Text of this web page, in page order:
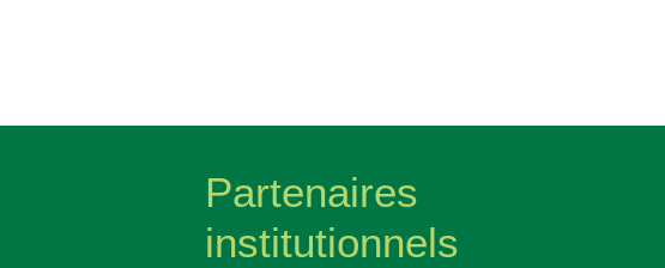
Partenaires
institutionnels